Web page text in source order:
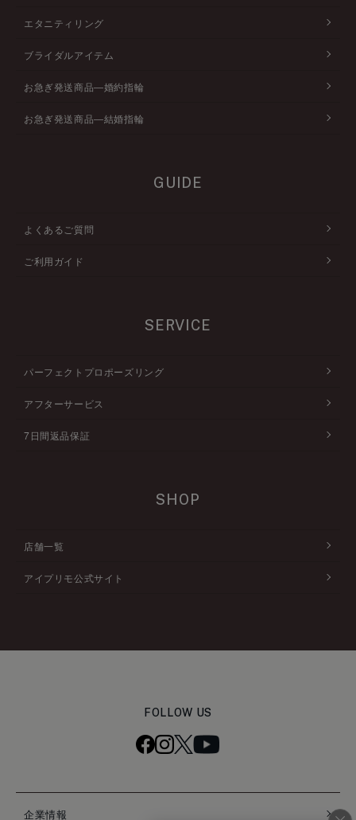
エタニティリング
ブライダルアイテム
お急ぎ発送商品―婚約指輪
お急ぎ発送商品―結婚指輪
GUIDE
よくあるご質問
ご利用ガイド
SERVICE
パーフェクトプロポーズリング
アフターサービス
7日間返品保証
SHOP
店舗一覧
アイプリモ公式サイト
FOLLOW US
企業情報